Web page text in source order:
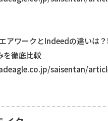
アワークとIndeedの違いは？
を徹底比較
saisentan/